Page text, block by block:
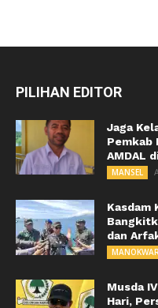
PILIHAN EDITOR
Jaga
Pemkab
AMDAL
MANSEL
Kasdam
dan
Musda
Hari,